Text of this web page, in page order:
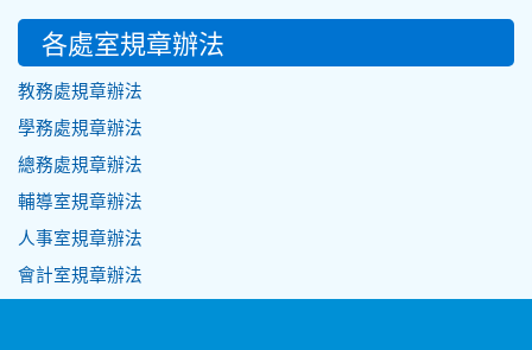
各處室規章辦法
教務處規章辦法
學務處規章辦法
總務處規章辦法
輔導室規章辦法
人事室規章辦法
會計室規章辦法